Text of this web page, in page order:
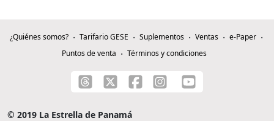
¿Quiénes somos? Tarifario GESE Suplementos Ventas
e-Paper
Puntos de venta
Términos y condiciones
© 2019 La Estrella de Panamá